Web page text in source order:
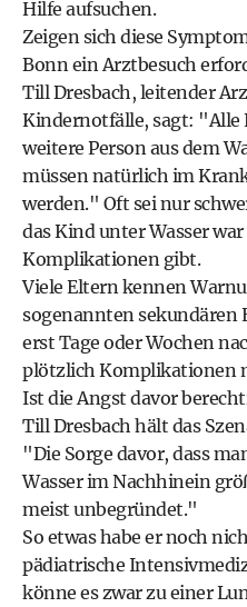
Hilfe aufsuchen.
Zeigen sich diese
Bonn ein Arztbesuch
Till Dresbach, leitender
Kindernotfälle, sagt: "Alle
weitere Person aus dem
müssen natürlich im
werden." Oft sei nur
das Kind unter Wasser
Komplikationen gibt.
Viele Eltern kennen
sogenannten sekundären
erst Tage oder Wochen
plötzlich Komplikationen
Ist die Angst davor
Till Dresbach hält das
"Die Sorge davor, dass
Wasser im Nachhinein
meist unbegründet."
So etwas habe er noch
pädiatrische
könne es zwar zu einer